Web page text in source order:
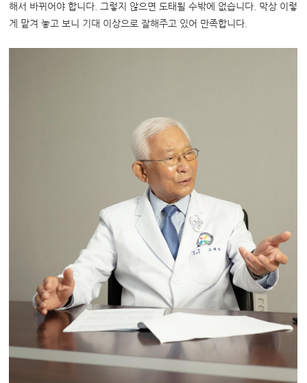
해서 바뀌어야 합니다. 그렇지 않으면 도태될 수밖에 없습니다. 막상 이렇
게 맡겨 놓고 보니 기대 이상으로 잘해주고 있어 만족합니다.